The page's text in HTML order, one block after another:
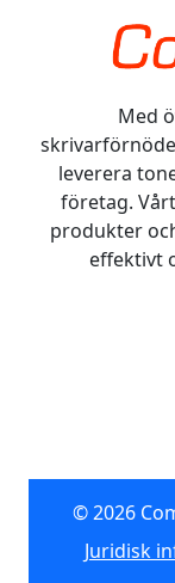
Med
leverera
företag.
produkter
effektivt
© 2026
Juridisk